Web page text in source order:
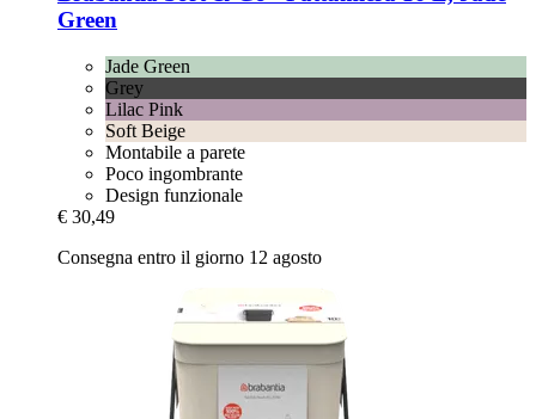
Green
Jade Green
Grey
Lilac Pink
Soft Beige
Montabile a parete
Poco ingombrante
Design funzionale
€ 30,49
Consegna entro il giorno 12 agosto